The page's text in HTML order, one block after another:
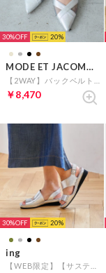
30% 20
MODE ET JACOMO carino
￥8,470
30% 20
ing